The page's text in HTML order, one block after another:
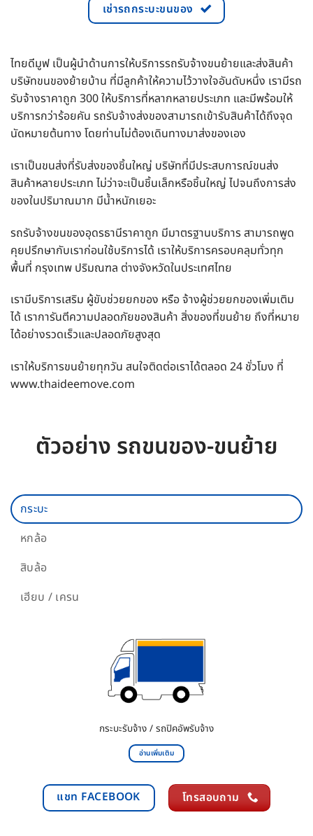
เช่ารถกระบะขนของ
ไทยดีมูฟ เป็นผู้นำด้านการให้บริการรถรับจ้างขนย้ายและส่งสินค้า
บริษัทขนของย้ายบ้าน ที่มีลูกค้าให้ความไว้วางใจอันดับหนึ่ง เรามีรถ
รับจ้างราคาถูก 300 ให้บริการที่หลากหลายประเภท และมีพร้อมให้
บริการกว่าร้อยคัน รถรับจ้างส่งของสามารถเข้ารับสินค้าได้ถึงจุด
นัดหมายต้นทาง โดยท่านไม่ต้องเดินทางมาส่งของเอง
เราเป็นขนส่งที่รับส่งของชิ้นใหญ่ บริษัทที่มีประสบการณ์ขนส่ง
สินค้าหลายประเภท ไม่ว่าจะเป็นชิ้นเล็กหรือชิ้นใหญ่ ไปจนถึงการส่ง
ของในปริมาณมาก มีน้ำหนักเยอะ
รถรับจ้างขนของอุดรธานีราคาถูก มีมาตรฐานบริการ สามารถพูด
คุยปรึกษากับเราก่อนใช้บริการได้ เราให้บริการครอบคลุมทั่วทุก
พื้นที่ กรุงเทพ ปริมณฑล ต่างจังหวัดในประเทศไทย
เรามีบริการเสริม ผู้ขับช่วยยกของ หรือ จ้างผู้ช่วยยกของเพิ่มเติม
ได้ เราการันตีความปลอดภัยของสินค้า สิ่งของที่ขนย้าย ถึงที่หมาย
ได้อย่างรวดเร็วและปลอดภัยสูงสุด
เราให้บริการขนย้ายทุกวัน สนใจติดต่อเราได้ตลอด 24 ชั่วโมง ที่
www.thaideemove.com
ตัวอย่าง รถขนของ-ขนย้าย
กระบะ
หกล้อ
สิบล้อ
เฮียบ / เครน
กระบะรับจ้าง / รถปิคอัพรับจ้าง
อ่านเพิ่มเติม
แชท FACEBOOK โทรสอบถาม